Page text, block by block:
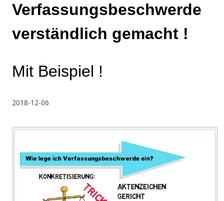
Verfassungsbeschwerde
verständlich gemacht !
Mit Beispiel !
2018-12-06